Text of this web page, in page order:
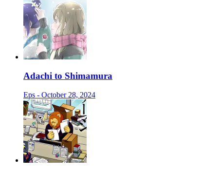
Adachi to Shimamura
Eps - October 28, 2024